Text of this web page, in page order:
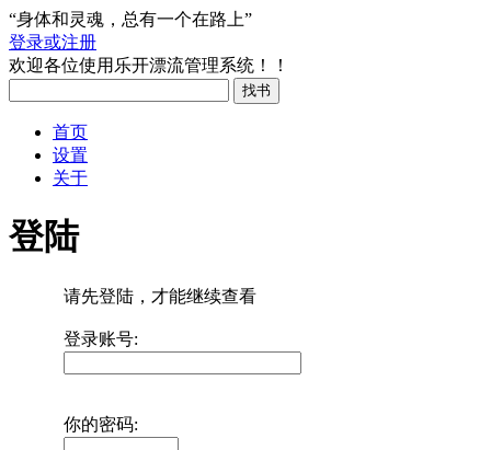
“身体和灵魂，总有一个在路上”
登录或注册
欢迎各位使用乐开漂流管理系统！！
首页
设置
关于
登陆
请先登陆，才能继续查看
登录账号:
你的密码: